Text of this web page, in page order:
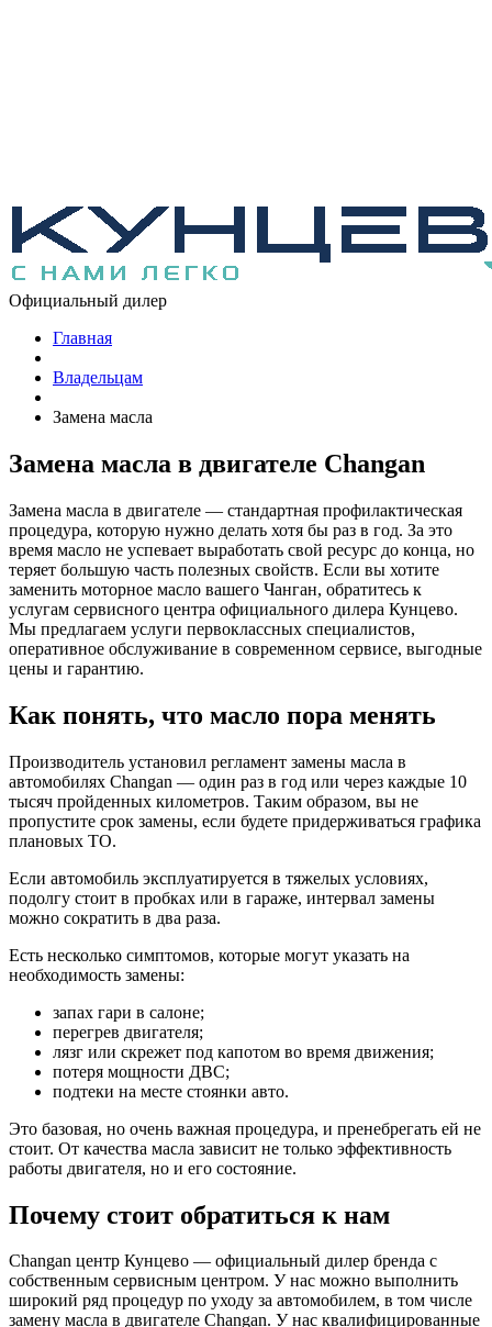
Официальный дилер
Главная
Владельцам
Замена масла
Замена масла в двигателе Changan
Замена масла в двигателе — стандартная профилактическая
процедура, которую нужно делать хотя бы раз в год. За это
время масло не успевает выработать свой ресурс до конца, но
теряет большую часть полезных свойств. Если вы хотите
заменить моторное масло вашего Чанган, обратитесь к
услугам сервисного центра официального дилера Кунцево.
Мы предлагаем услуги первоклассных специалистов,
оперативное обслуживание в современном сервисе, выгодные
цены и гарантию.
Как понять, что масло пора менять
Производитель установил регламент замены масла в
автомобилях Changan — один раз в год или через каждые 10
тысяч пройденных километров. Таким образом, вы не
пропустите срок замены, если будете придерживаться графика
плановых ТО.
Если автомобиль эксплуатируется в тяжелых условиях,
подолгу стоит в пробках или в гараже, интервал замены
можно сократить в два раза.
Есть несколько симптомов, которые могут указать на
необходимость замены:
запах гари в салоне;
перегрев двигателя;
лязг или скрежет под капотом во время движения;
потеря мощности ДВС;
подтеки на месте стоянки авто.
Это базовая, но очень важная процедура, и пренебрегать ей не
стоит. От качества масла зависит не только эффективность
работы двигателя, но и его состояние.
Почему стоит обратиться к нам
Changan центр Кунцево — официальный дилер бренда с
собственным сервисным центром. У нас можно выполнить
широкий ряд процедур по уходу за автомобилем, в том числе
замену масла в двигателе Changan. У нас квалифицированные